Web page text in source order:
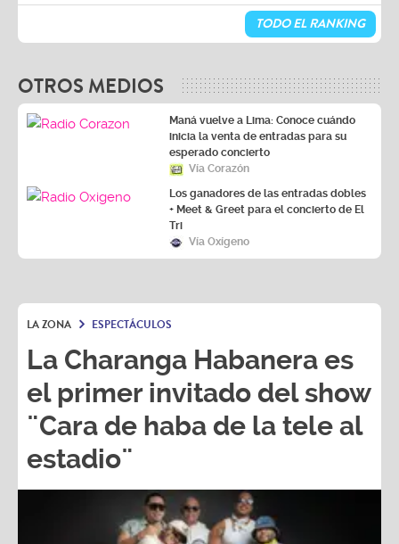
TODO EL RANKING
OTROS MEDIOS
Maná vuelve a Lima: Conoce cuándo
inicia la venta de entradas para su
esperado concierto
Vía Corazón
Los ganadores de las entradas dobles
+ Meet & Greet para el concierto de El
Tri
Vía Oxígeno
LA ZONA ESPECTÁCULOS
La Charanga Habanera es
el primer invitado del show
¨Cara de haba de la tele al
estadio¨